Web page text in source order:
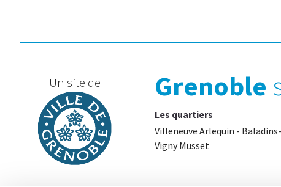
Un site de Grenoble
Les quartiers
Villeneuve Arlequin -
Vigny Musset